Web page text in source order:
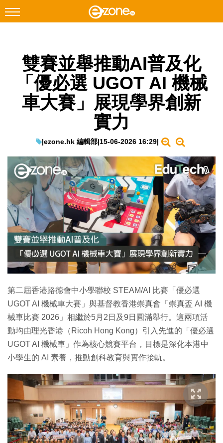
Facebook Instagram
科技焦點
網絡生活
教學評測
EduTech
IT Times
生成式AI與雲端應用
Enterprise Digital Transformation
特集
雙賽並舉推動AI普及化
「優必選 UGOT AI 機械
車大賽」展現學界創新
實力
|ezone.hk 編輯部|15-06-2026 16:29|
第二屆香港路德會中小學聯校 STEAM/AI 比賽「優必選
UGOT AI 機械車大賽」與基督教香港崇真會「崇真盃 AI 機
械車比賽 2026」相繼於5月2日及9日圓滿舉行。這兩項活
動均由理光香港（Ricoh Hong Kong）引入先進的「優必選
UGOT AI 機械車」作為核心競賽平台，目標是深化本港中
小學生的 AI 素養，推動創科教育與實作接軌。